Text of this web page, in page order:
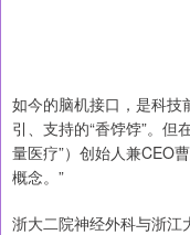
如今的脑机接口，是科技
引、支持的“香饽饽”。但
量医疗”）创始人兼CEO
概念。”
浙大二院神经外科与浙江